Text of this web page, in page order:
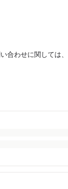
合わせに関しては